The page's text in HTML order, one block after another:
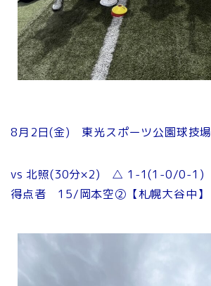
8月2日(金) 東光スポーツ公園球技場
vs 北照(30分×2) △ 1-1(1-0/0-1)
得点者 15/岡本空②【札幌大谷中】